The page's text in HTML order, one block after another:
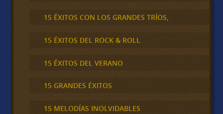
15 ÉXITOS CON LOS GRANDES TRÍOS,
15 ÉXITOS DEL ROCK & ROLL
15 ÉXITOS DEL VERANO
15 GRANDES ÉXITOS
15 MELODÍAS INOLVIDABLES